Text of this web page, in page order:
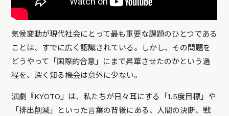
気候変動が現代社会にとって最も重要な課題のひとつである
ことは、すでに広く認識されている。しかし、その問題を
どうやって「国際的合意」にまで昇華させたのかという過
程を、深く知る機会は意外に少ない。
演劇『KYOTO』は、私たちが日々耳にする「1.5度目標」や
「排出削減」といった言葉の背後にある、人間の決断、戦